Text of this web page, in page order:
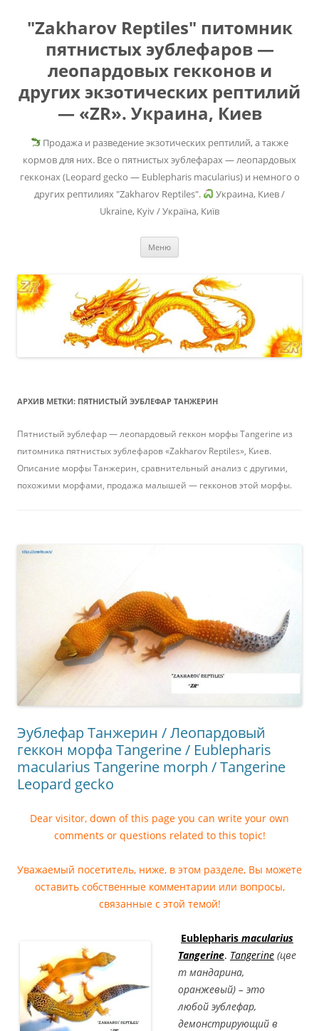
"Zakharov Reptiles" питомник
пятнистых эублефаров —
леопардовых гекконов и
других экзотических рептилий
— «ZR». Украина, Киев
Продажа и разведение экзотических рептилий, а также
кормов для них. Все о пятнистых эублефарах — леопардовых
гекконах (Leopard gecko — Eublepharis macularius) и немного о
других рептилиях "Zakharov Reptiles".
Украина, Киев /
Ukraine, Kyiv / Україна, Київ
Меню
АРХИВ МЕТКИ: ПЯТНИСТЫЙ ЭУБЛЕФАР ТАНЖЕРИН
Пятнистый эублефар — леопардовый геккон морфы Tangerine из
питомника пятнистых эублефаров «Zakharov Reptiles», Киев.
Описание морфы Танжерин, сравнительный анализ с другими,
похожими морфами, продажа малышей — гекконов этой морфы.
Эублефар Танжерин / Леопардовый
геккон морфа Tangerine / Eublepharis
macularius Tangerine morph / Tangerine
Leopard gecko
Dear visitor, down of this page you can write your own
comments or questions related to this topic!
Уважаемый посетитель, ниже, в этом разделе, Вы можете
оставить собственные комментарии или вопросы,
связанные с этой темой!
Eublepharis macularius
Tangerine. Tangerine (цве
т мандарина,
оранжевый) – это
любой эублефар,
демонстрирующий в